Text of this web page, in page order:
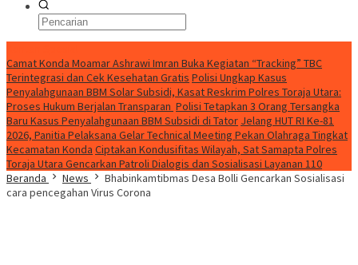
Camat Konda Moamar Ashrawi Imran Buka Kegiatan “Tracking” TBC
Terintegrasi dan Cek Kesehatan Gratis Polisi Ungkap Kasus
Penyalahgunaan BBM Solar Subsidi, Kasat Reskrim Polres Toraja Utara:
Proses Hukum Berjalan Transparan Polisi Tetapkan 3 Orang Tersangka
Baru Kasus Penyalahgunaan BBM Subsidi di Tator Jelang HUT RI Ke-81
2026, Panitia Pelaksana Gelar Technical Meeting Pekan Olahraga Tingkat
Kecamatan Konda Ciptakan Kondusifitas Wilayah, Sat Samapta Polres
Toraja Utara Gencarkan Patroli Dialogis dan Sosialisasi Layanan 110
Beranda
News
Bhabinkamtibmas Desa Bolli Gencarkan Sosialisasi
cara pencegahan Virus Corona